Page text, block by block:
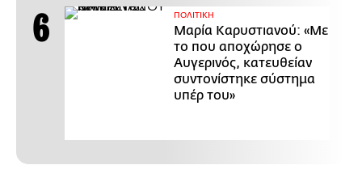
ΠΟΛΙΤΙΚΗ
Μαρία Καρυστιανού: «Με
το που αποχώρησε ο
Αυγερινός, κατευθείαν
συντονίστηκε σύστημα
υπέρ του»